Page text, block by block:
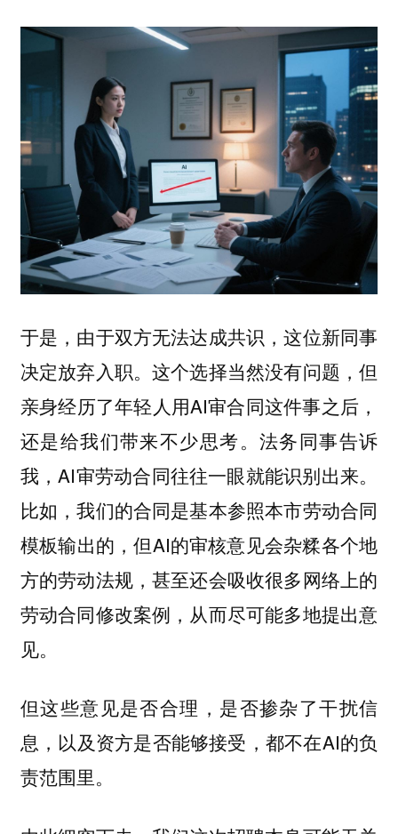
于是，由于双方无法达成共识，这位新同事
决定放弃入职。这个选择当然没有问题，但
亲身经历了年轻人用AI审合同这件事之后，
还是给我们带来不少思考。法务同事告诉
我，AI审劳动合同往往一眼就能识别出来。
比如，我们的合同是基本参照本市劳动合同
模板输出的，但AI的审核意见会杂糅各个地
方的劳动法规，甚至还会吸收很多网络上的
劳动合同修改案例，从而尽可能多地提出意
见。
但这些意见是否合理，是否掺杂了干扰信
息，以及资方是否能够接受，都不在AI的负
责范围里。